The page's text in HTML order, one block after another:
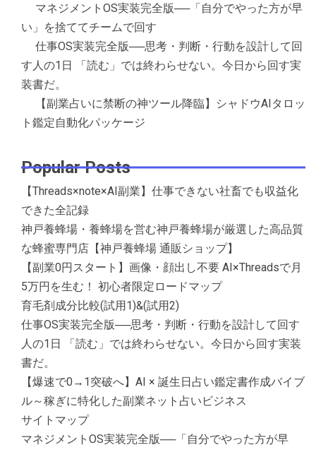
マネジメントOS実装完全版──「自分でやった方が早
い」を捨ててチームで回す
仕事OS実装完全版──思考・判断・行動を設計して回
す人の1日 「読む」では終わらせない。今日から回す実
装書だ。
【副業占いに禁断の神ツール降臨】シャドウAIタロッ
ト鑑定自動化パッケージ
Popular Posts
【Threads×note×AI副業】仕事できない社畜でも収益化
できた全記録
神戸養蜂場・養蜂場を営む神戸養蜂場が厳選した高品質
な蜂蜜専門店【神戸養蜂場 通販ショップ】
【副業0円スタート】画像・顔出し不要 AI×Threadsで月
5万円を生む！ 初心者限定ロードマップ
育毛剤成分比較(試用1)&(試用2)
仕事OS実装完全版──思考・判断・行動を設計して回す
人の1日 「読む」では終わらせない。今日から回す実装
書だ。
【爆速で0→1突破へ】AI × 誕生日占い鑑定書作成バイブ
ル～稼ぎに特化した副業ネット占いビジネス
サイトマップ
マネジメントOS実装完全版──「自分でやった方が早